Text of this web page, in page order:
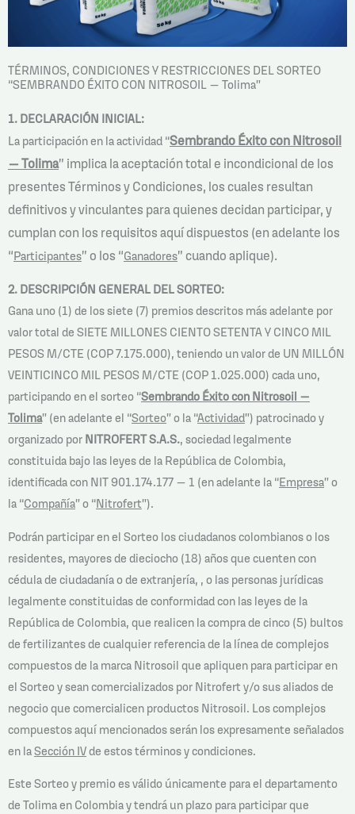
TÉRMINOS, CONDICIONES Y RESTRICCIONES DEL SORTEO
“SEMBRANDO ÉXITO CON NITROSOIL – Tolima”
1. DECLARACIÓN INICIAL:
La participación en la actividad “Sembrando Éxito con Nitrosoil
– Tolima” implica la aceptación total e incondicional de los
presentes Términos y Condiciones, los cuales resultan
definitivos y vinculantes para quienes decidan participar, y
cumplan con los requisitos aquí dispuestos (en adelante los
“Participantes” o los “Ganadores” cuando aplique).
2. DESCRIPCIÓN GENERAL DEL SORTEO:
Gana uno (1) de los siete (7) premios descritos más adelante por
valor total de SIETE MILLONES CIENTO SETENTA Y CINCO MIL
PESOS M/CTE (COP 7.175.000), teniendo un valor de UN MILLÓN
VEINTICINCO MIL PESOS M/CTE (COP 1.025.000) cada uno,
participando en el sorteo “Sembrando Éxito con Nitrosoil –
Tolima” (en adelante el “Sorteo” o la “Actividad”) patrocinado y
organizado por NITROFERT S.A.S., sociedad legalmente
constituida bajo las leyes de la República de Colombia,
identificada con NIT 901.174.177 – 1 (en adelante la “Empresa” o
la “Compañía” o “Nitrofert”).
Podrán participar en el Sorteo los ciudadanos colombianos o los
residentes, mayores de dieciocho (18) años que cuenten con
cédula de ciudadanía o de extranjería, , o las personas jurídicas
legalmente constituidas de conformidad con las leyes de la
República de Colombia, que realicen la compra de cinco (5) bultos
de fertilizantes de cualquier referencia de la línea de complejos
compuestos de la marca Nitrosoil que apliquen para participar en
el Sorteo y sean comercializados por Nitrofert y/o sus aliados de
negocio que comercialicen productos Nitrosoil. Los complejos
compuestos aquí mencionados serán los expresamente señalados
en laSección IVde estos términos y condiciones.
Este Sorteo y premio es válido únicamente para el departamento
de Tolima en Colombia y tendrá un plazo para participar que